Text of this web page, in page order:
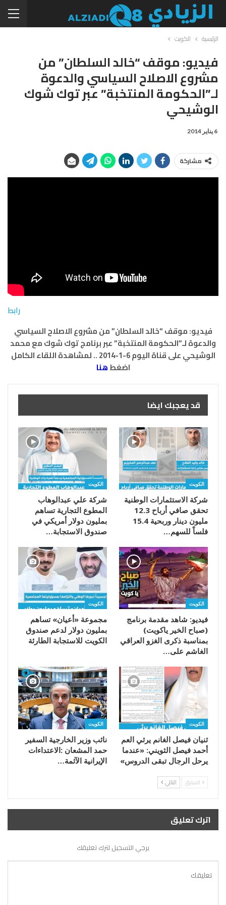
الرئيسية الكويت
فيديو: موقف “خالد السلطان” من
مشروع الاصلاح السياسي والدعوة
لـ”الحكومة المنتخبة” عبر توك شوك
الوشيحي
6 يناير 2014
مشاركة
رابط
فيديو: موقف “خالد السلطان” من مشروع الاصلاح السياسي
والدعوة لـ”الحكومة المنتخبة” عبر برنامج توك شوك مع محمد
الوشيحي على قناة اليوم 6-1-2014 .. لمشاهدة اللقاء الكامل
اضغطهنا
قد يعجبك ايضا
الكويت
شركة الاستثمارات الوطنية
تحقق صافي أرباح 12.3
مليون دينار وربحية 15.4
فلساً للسهم…
الكويت
شركة علي عبدالوهاب
المطوع التجارية تساهم
بمليون دولار أمريكي في
صندوق الاستجابة…
الكويت
فيديو: شاهد مقدمة برنامج
(صباح الخير ياكويت)
بمناسبة ذكرى الغزو العراقي
الغاشم على…
الكويت
مجموعة «أعيان» تساهم
بمليون دولار لدعم صندوق
الكويت للاستجابة الطارئة
الكويت
ثنيان فيصل الغانم يرثي العم
أحمد فيصل الثويني: «عندما
يرحل الرجال تبقى الدروس»
الكويت
‬الإيرانية‭ ‬الآثمة‭…
السابق التالي
اترك تعليق
يرجي التسجيل لترك تعليقك